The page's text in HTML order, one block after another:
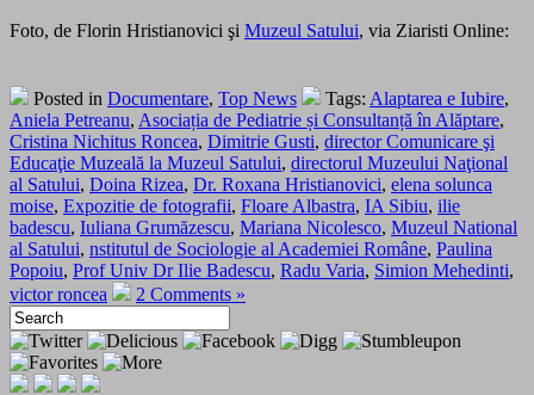
Foto, de Florin Hristianovici şi Muzeul Satului, via Ziaristi Online:
Posted in Documentare, Top News Tags: Alaptarea e Iubire,
Aniela Petreanu, Asociația de Pediatrie și Consultanță în Alăptare,
Cristina Nichitus Roncea, Dimitrie Gusti, director Comunicare şi
Educaţie Muzeală la Muzeul Satului, directorul Muzeului Naţional
al Satului, Doina Rizea, Dr. Roxana Hristianovici, elena solunca
moise, Expozitie de fotografii, Floare Albastra, IA Sibiu, ilie
badescu, Iuliana Grumăzescu, Mariana Nicolesco, Muzeul National
al Satului, nstitutul de Sociologie al Academiei Române, Paulina
Popoiu, Prof Univ Dr Ilie Badescu, Radu Varia, Simion Mehedinti,
victor roncea
2 Comments »